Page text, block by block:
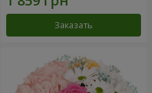
Заказать